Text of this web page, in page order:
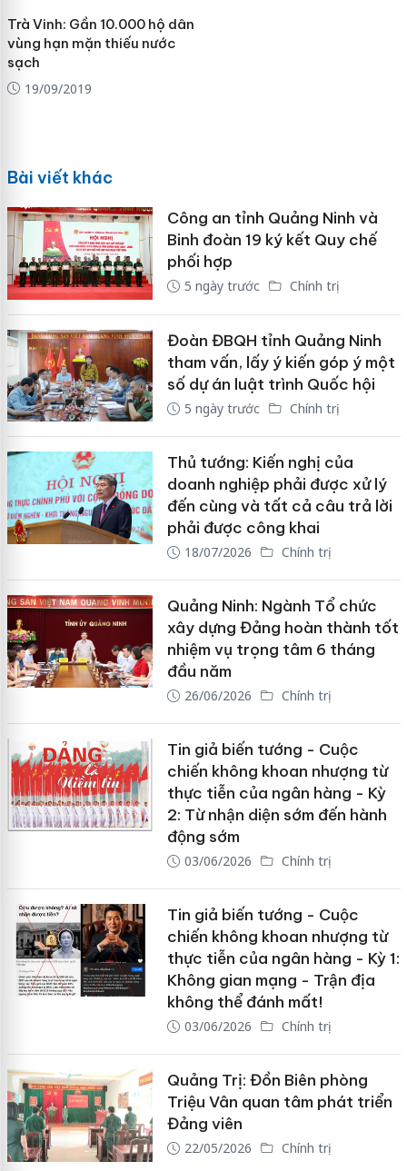
Trà Vinh: Gần 10.000 hộ dân
vùng hạn mặn thiếu nước
sạch
19/09/2019
Bài viết khác
Công an tỉnh Quảng Ninh và
Binh đoàn 19 ký kết Quy chế
phối hợp
5 ngày trước Chính trị
Đoàn ĐBQH tỉnh Quảng Ninh
tham vấn, lấy ý kiến góp ý một
số dự án luật trình Quốc hội
5 ngày trước Chính trị
Thủ tướng: Kiến nghị của
doanh nghiệp phải được xử lý
đến cùng và tất cả câu trả lời
phải được công khai
18/07/2026 Chính trị
Quảng Ninh: Ngành Tổ chức
xây dựng Đảng hoàn thành tốt
nhiệm vụ trọng tâm 6 tháng
đầu năm
26/06/2026 Chính trị
Tin giả biến tướng - Cuộc
chiến không khoan nhượng từ
thực tiễn của ngân hàng - Kỳ
2: Từ nhận diện sớm đến hành
động sớm
03/06/2026 Chính trị
Tin giả biến tướng - Cuộc
chiến không khoan nhượng từ
thực tiễn của ngân hàng - Kỳ 1:
Không gian mạng - Trận địa
không thể đánh mất!
03/06/2026 Chính trị
Quảng Trị: Đồn Biên phòng
Triệu Vân quan tâm phát triển
Đảng viên
22/05/2026 Chính trị